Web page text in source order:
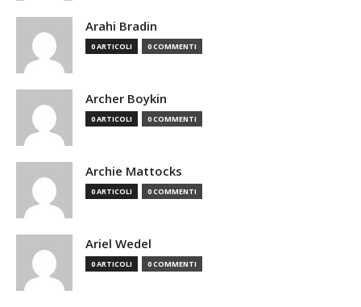
Arahi Bradin
0 ARTICOLI 0 COMMENTI
Archer Boykin
0 ARTICOLI 0 COMMENTI
Archie Mattocks
0 ARTICOLI 0 COMMENTI
Ariel Wedel
0 ARTICOLI 0 COMMENTI